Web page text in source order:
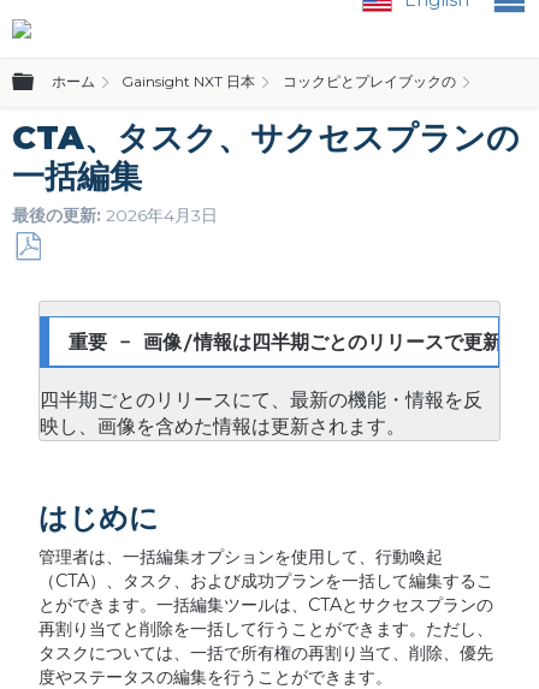
グローバル階層を展開/折りたたむ
ホーム Gainsight NXT 日本 コックピとプレイブックの
CTA、タスク、サクセスプランの
一括編集
最後の更新 2026年4月3日
重要 - 画像/情報は四半期ごとのリリースで更新さ
四半期ごとのリリースにて、最新の機能・情報を反
映し、画像を含めた情報は更新されます。
はじめに
管理者は、一括編集オプションを使用して、行動喚起
（CTA）、タスク、および成功プランを一括して編集するこ
とができます。一括編集ツールは、CTAとサクセスプランの
再割り当てと削除を一括して行うことができます。ただし、
タスクについては、一括で所有権の再割り当て、削除、優先
度やステータスの編集を行うことができます。